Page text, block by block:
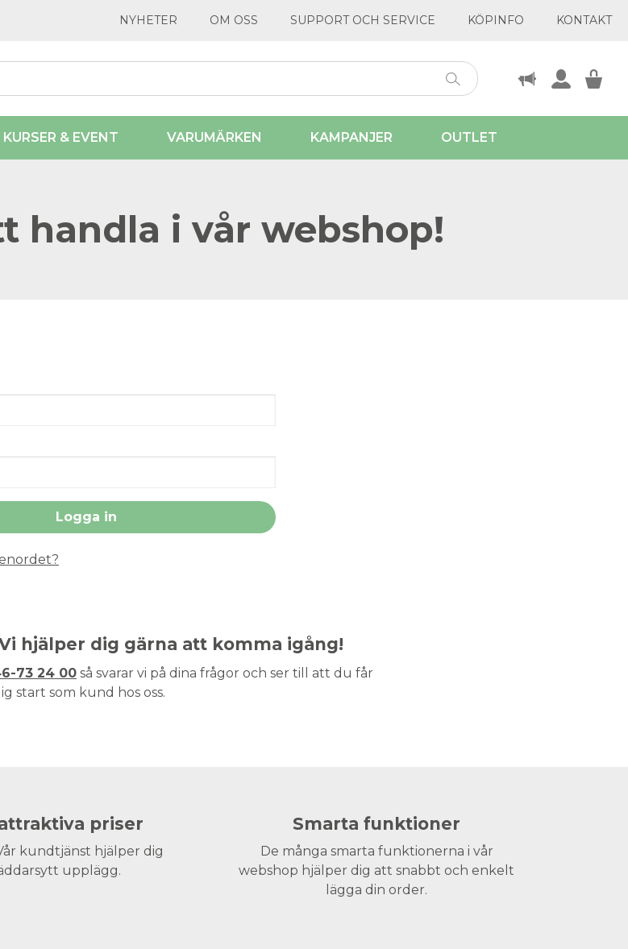
NYHETER OM OSS SUPPORT OCH SERVICE KÖPINFO KONTAKT
KURSER & EVENT VARUMÄRKEN KAMPANJER OUTLET
handla i vår webshop!
hjälper dig gärna att komma igång!
73 24 00 så svarar vi på dina frågor och ser till att du får
start som kund hos oss.
priser
kundtjänst hjälper dig
upplägg.
Smarta funktioner
De många smarta funktionerna i vår
webshop hjälper dig att snabbt och enkelt
lägga din order.